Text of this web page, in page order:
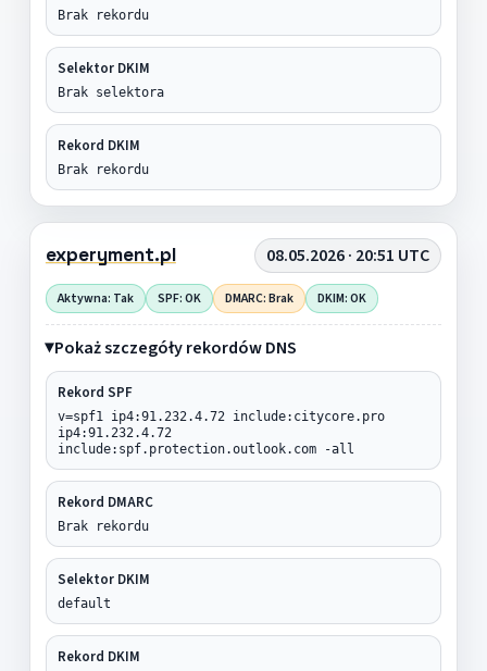
Brak rekordu
Selektor DKIM
Brak selektora
Rekord DKIM
Brak rekordu
experyment.pl 08.05.2026 · 20:51 UTC
Aktywna: Tak SPF: OK DMARC: Brak DKIM: OK
Pokaż szczegóły rekordów DNS
Rekord SPF
v=spf1 ip4:91.232.4.72 include:citycore.pro
ip4:91.232.4.72
include:spf.protection.outlook.com -all
Rekord DMARC
Brak rekordu
Selektor DKIM
default
Rekord DKIM